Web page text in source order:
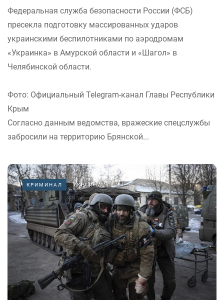
Федеральная служба безопасности России (ФСБ)
пресекла подготовку массированных ударов
украинскими беспилотниками по аэродромам
«Украинка» в Амурской области и «Шагол» в
Челябинской области.
Фото: Официальный Telegram-канал Главы Республики
Крым
Согласно данным ведомства, вражеские спецслужбы
забросили на территорию Брянской...
КРИМИНАЛ УКРАИНА